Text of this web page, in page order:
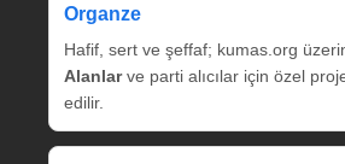
Organze
Hafif, sert ve şeffaf; kumas.org
Alanlarve parti alıcılar için özel
edilir.